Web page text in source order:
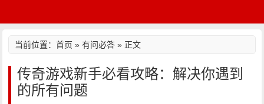
当前位置：首页 »有问必答 » 正文
传奇游戏新手必看攻略：解决你遇到
的所有问题